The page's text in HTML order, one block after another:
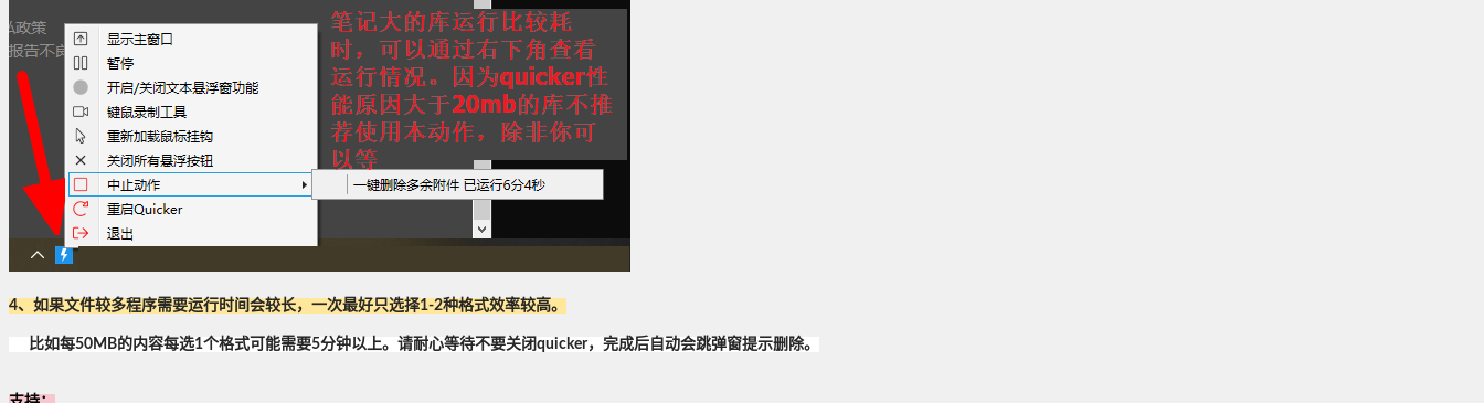
4、如果文件较多程序需要运行时间会较长，一次最好只选择1-2种格式效率较高。
比如每50MB的内容每选1个格式可能需要5分钟以上。请耐心等待不要关闭quicker，完成后自动会跳弹窗提示删除。